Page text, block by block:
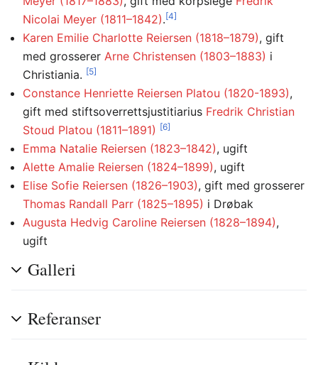
Nicolai Meyer (1811–1842).[4]
Karen Emilie Charlotte Reiersen (1818–1879), gift
med grosserer Arne Christensen (1803–1883) i
Christiania. [5]
Constance Henriette Reiersen Platou (1820-1893),
gift med stiftsoverrettsjustitiarius Fredrik Christian
Stoud Platou (1811–1891) [6]
Emma Natalie Reiersen (1823–1842), ugift
Alette Amalie Reiersen (1824–1899), ugift
Elise Sofie Reiersen (1826–1903), gift med grosserer
Thomas Randall Parr (1825–1895) i Drøbak
Augusta Hedvig Caroline Reiersen (1828–1894),
ugift
Galleri
Referanser